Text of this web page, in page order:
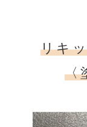
リキ
〈